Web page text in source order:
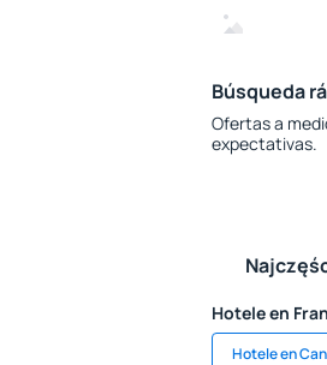
Búsqueda
Ofertas a
expectativas.
Hotele en
Hotele en